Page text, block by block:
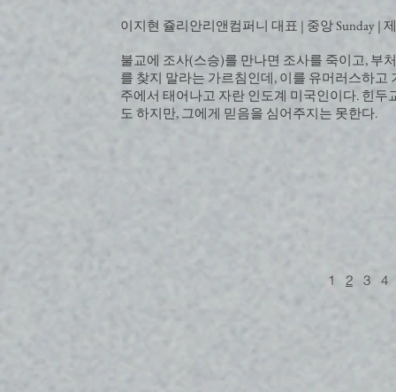
이지현 쥴리안리앤컴퍼니 대표 | 중앙 Sunday | 제
불교에 조사(스승)를 만나면 조사를 죽이고, 부
를 찾지 말라는 가르침인데, 이를 유머러스하
주에서 태어나고 자란 인도계 미국인이다. 힌
도 하지만, 그에게 믿음을 심어주지는 못한다.
1 2 3 4